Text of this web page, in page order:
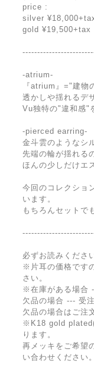
price :
silver
gold ¥19,500+tax
-atrium-
『atrium』="建物
透かしや揺れるデ
Vu独特の"違和感"
-pierced earring-
金斗雲のようなシ
先端の輪が揺れる
ほんの少しだけエ
今回のコレクショ
います。
もちろんセットで
必ずお読みくださ
※片耳の価格です
さい。
※在庫がある場合
欠品の場合 --- 受
欠品の場合はご注
※K18 gold plated(
ります。
再メッキをご希望
い合わせください。